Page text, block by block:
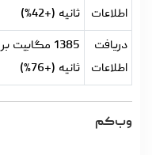
اطلاعات
ثانیه (+42%)
دریافت
اطلاعات
1385 مگابیت بر
ثانیه (+76%)
وب‌کم